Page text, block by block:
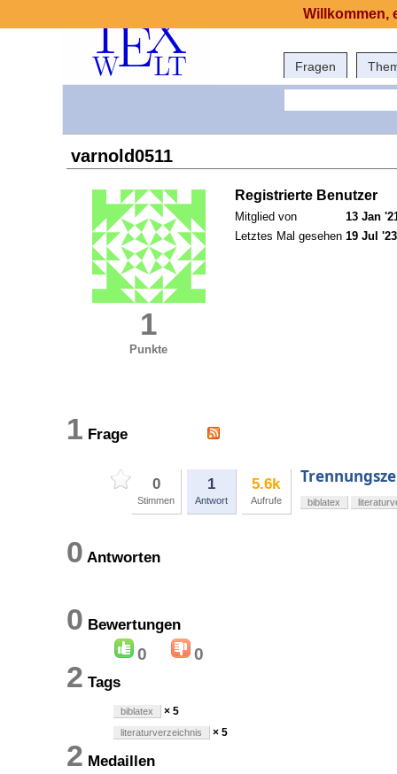
Fragen
varnold0511
1
Punkte
Registrierte Benutzer
Mitglied von
13 Jan
Letztes Mal gesehen 19 Jul
1 Frage
0
Stimmen
1
Antwort
5.6k
Aufrufe biblatex
0 Antworten
0 Bewertungen
0 0
2 Tags
biblatex × 5
literaturverzeichnis × 5
2 Medaillen
Willkommen,